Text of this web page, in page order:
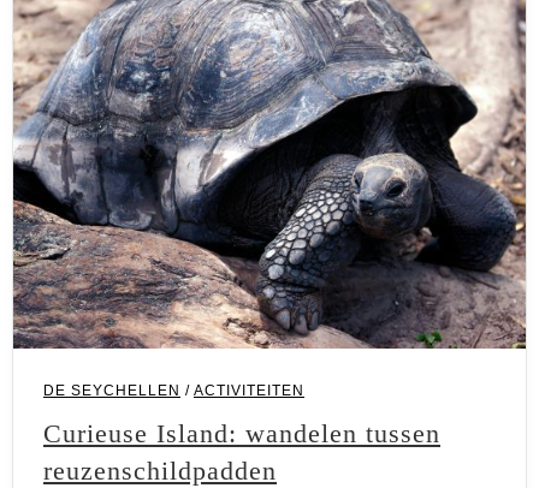
DE SEYCHELLEN / ACTIVITEITEN
Curieuse Island: wandelen tussen
reuzenschildpadden